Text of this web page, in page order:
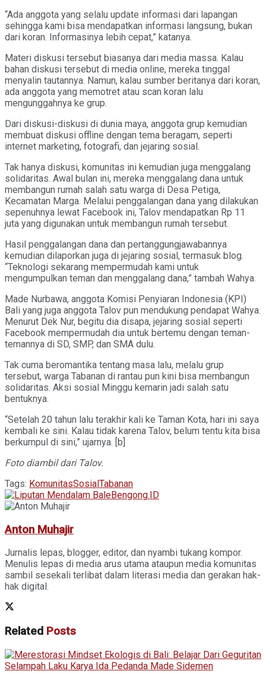
“Ada anggota yang selalu update informasi dari lapangan
sehingga kami bisa mendapatkan informasi langsung, bukan
dari koran. Informasinya lebih cepat,” katanya.
Materi diskusi tersebut biasanya dari media massa. Kalau
bahan diskusi tersebut di media online, mereka tinggal
menyalin tautannya. Namun, kalau sumber beritanya dari koran,
ada anggota yang memotret atau scan koran lalu
mengunggahnya ke grup.
Dari diskusi-diskusi di dunia maya, anggota grup kemudian
membuat diskusi offline dengan tema beragam, seperti
internet marketing, fotografi, dan jejaring sosial.
Tak hanya diskusi, komunitas ini kemudian juga menggalang
solidaritas. Awal bulan ini, mereka menggalang dana untuk
membangun rumah salah satu warga di Desa Petiga,
Kecamatan Marga. Melalui penggalangan dana yang dilakukan
sepenuhnya lewat Facebook ini, Talov mendapatkan Rp 11
juta yang digunakan untuk membangun rumah tersebut.
Hasil penggalangan dana dan pertanggungjawabannya
kemudian dilaporkan juga di jejaring sosial, termasuk blog.
“Teknologi sekarang mempermudah kami untuk
mengumpulkan teman dan menggalang dana,” tambah Wahya.
Made Nurbawa, anggota Komisi Penyiaran Indonesia (KPI)
Bali yang juga anggota Talov pun mendukung pendapat Wahya.
Menurut Dek Nur, begitu dia disapa, jejaring sosial seperti
Facebook mempermudah dia untuk bertemu dengan teman-
temannya di SD, SMP, dan SMA dulu.
Tak cuma beromantika tentang masa lalu, melalu grup
tersebut, warga Tabanan di rantau pun kini bisa membangun
solidaritas. Aksi sosial Minggu kemarin jadi salah satu
bentuknya.
“Setelah 20 tahun lalu terakhir kali ke Taman Kota, hari ini saya
kembali ke sini. Kalau tidak karena Talov, belum tentu kita bisa
berkumpul di sini,” ujarnya. [b]
Foto diambil dari Talov.
Tags: KomunitasSosialTabanan
Anton Muhajir
Jurnalis lepas, blogger, editor, dan nyambi tukang kompor.
Menulis lepas di media arus utama ataupun media komunitas
sambil sesekali terlibat dalam literasi media dan gerakan hak-
hak digital.
Related Posts